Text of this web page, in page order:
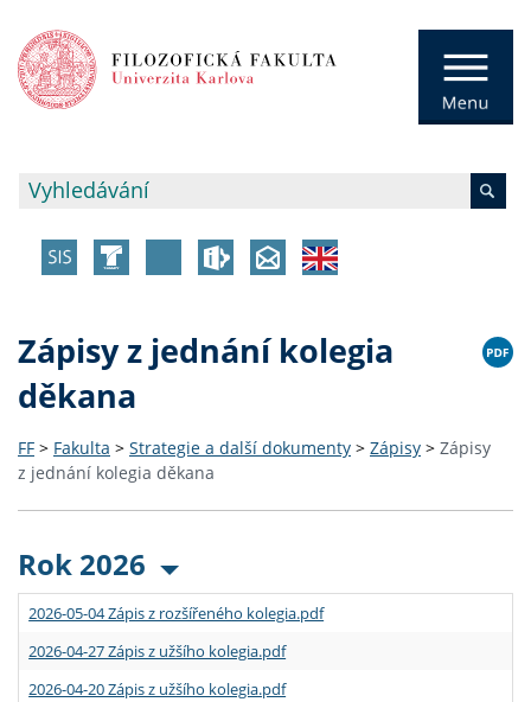
Zápisy z jednání kolegia
děkana
FF > Fakulta > Strategie a další dokumenty > Zápisy > Zápisy
z jednání kolegia děkana
Rok 2026
2026-05-04 Zápis z rozšířeného kolegia.pdf
2026-04-27 Zápis z užšího kolegia.pdf
2026-04-20 Zápis z užšího kolegia.pdf